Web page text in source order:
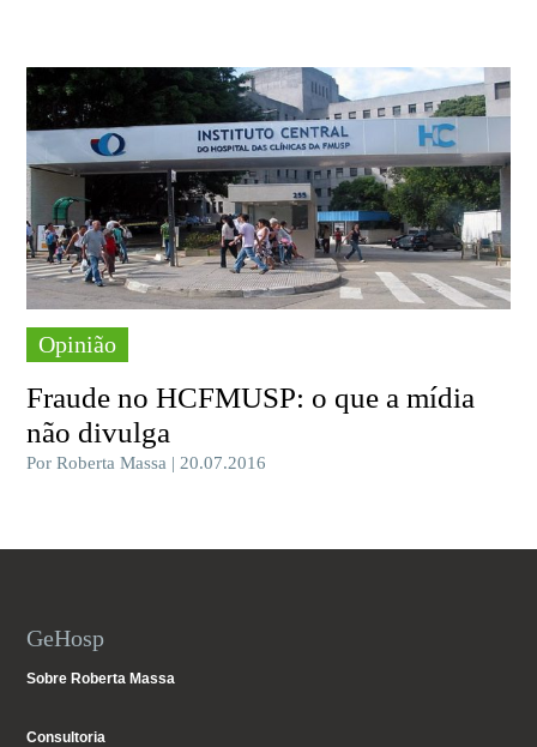
Opinião
Fraude no HCFMUSP: o que a mídia
não divulga
Por Roberta Massa | 20.07.2016
GeHosp
Sobre Roberta Massa
Consultoria